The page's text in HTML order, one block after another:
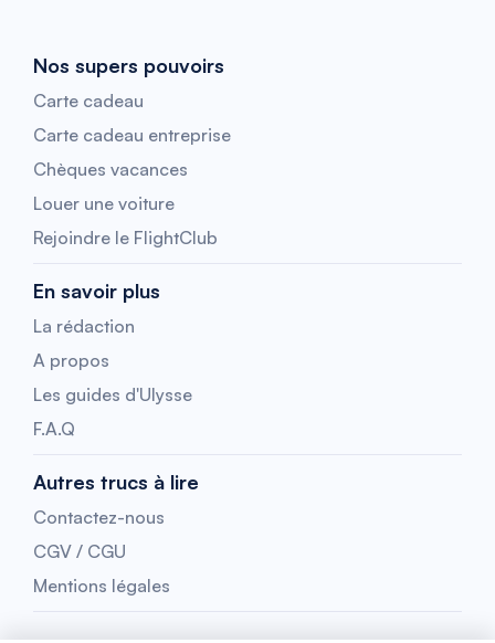
Nos supers pouvoirs
Carte cadeau
Carte cadeau entreprise
Chèques vacances
Louer une voiture
Rejoindre le FlightClub
En savoir plus
La rédaction
A propos
Les guides d'Ulysse
F.A.Q
Autres trucs à lire
Contactez-nous
CGV / CGU
Mentions légales